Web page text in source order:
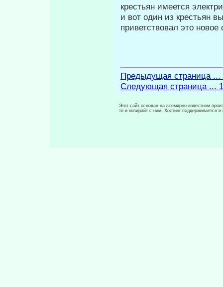
крестьян имеется
и вот один из крестьян
приветствовал это
Предыдущая страница ...
Следующая страница ...
Этот сайт основан на всемирно известном
то и копирайт с ним. Хостинг поддерживается